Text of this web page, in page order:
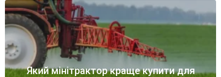
Який мінітрактор краще купити для